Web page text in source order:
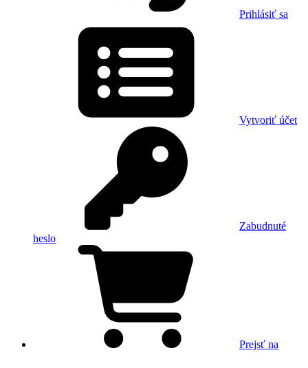
Prihlásiť sa
Vytvoriť účet
Zabudnuté
heslo
Prejsť na